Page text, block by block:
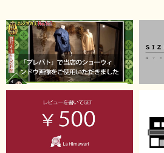
2026/06/26
思っていた通りの商品でした。発送も早く、
この度は当店でのお買い上げ誠にあ
商品もお気に召していただき嬉しい
ウンは好みが分かれますが、お買い
出ている今年がおすすめですね。